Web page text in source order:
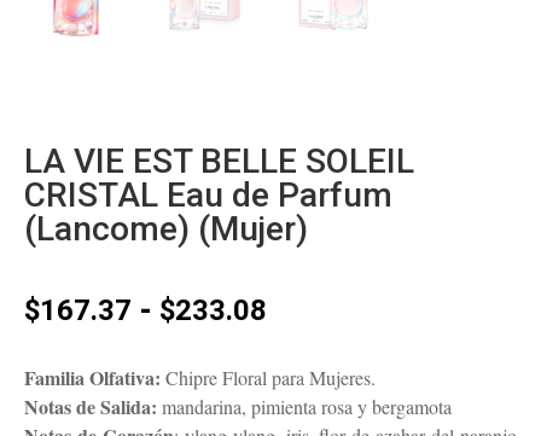
LA VIE EST BELLE SOLEIL
CRISTAL Eau de Parfum
(Lancome) (Mujer)
$167.37 - $233.08
precios:
desde
$167.37
Familia Olfativa: Chipre Floral para Mujeres.
Notas de Salida: mandarina, pimienta rosa y bergamota